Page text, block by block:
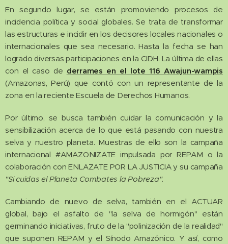
En segundo lugar, se están promoviendo procesos de
incidencia política y social globales. Se trata de transformar
las estructuras e incidir en los decisores locales nacionales o
internacionales que sea necesario. Hasta la fecha se han
logrado diversas participaciones en la CIDH. La última de ellas
con el caso de derrames en el lote 116 Awajun-wampis
(Amazonas, Perú) que contó con un representante de la
zona en la reciente Escuela de Derechos Humanos.
Por último, se busca también cuidar la comunicación y la
sensibilización acerca de lo que está pasando con nuestra
selva y nuestro planeta. Muestras de ello son la campaña
internacional #AMAZONIZATE impulsada por REPAM o la
colaboración con ENLAZATE POR LA JUSTICIA y su campaña
"Si cuidas el Planeta Combates la Pobreza".
Cambiando de nuevo de selva, también en el ACTUAR
global, bajo el asfalto de "la selva de hormigón" están
germinando iniciativas, fruto de la "polinización de la realidad"
que suponen REPAM y el Sínodo Amazónico. Y así, como